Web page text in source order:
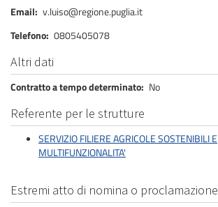
Email v.luiso@regione.puglia.it
Telefono 0805405078
Altri dati
Contratto a tempo determinato No
Referente per le strutture
SERVIZIO FILIERE AGRICOLE SOSTENIBILI E
MULTIFUNZIONALITA'
Estremi atto di nomina o proclamazione